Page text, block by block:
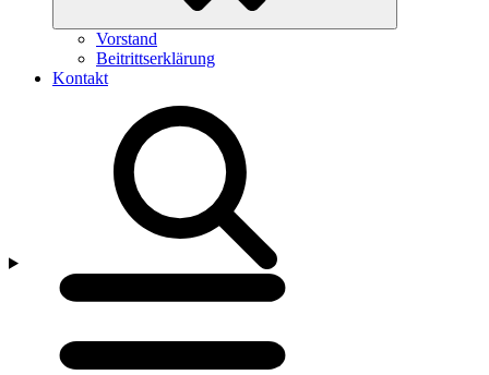
Untermenü
Vorstand
Beitrittserklärung
Kontakt